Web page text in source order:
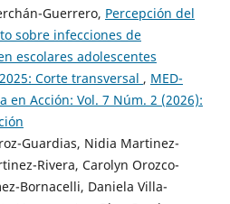
Guerrero, Percepción del
sobre infecciones de
escolares adolescentes
Corte transversal , MED-
en Acción: Vol. 7 Núm. 2 (2026):
Guardias, Nidia Martinez-
Rivera, Carolyn Orozco-
Bornacelli, Daniela Villa-